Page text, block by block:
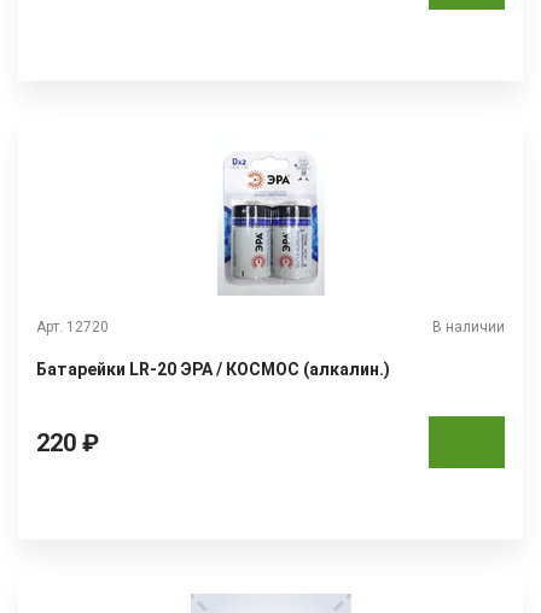
Арт. 12720 В наличии
Батарейки LR-20 ЭРА / КОСМОС (алкалин.)
220 ₽